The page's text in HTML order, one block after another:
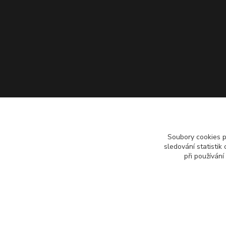
Soubory cookies
sledování statistik
při